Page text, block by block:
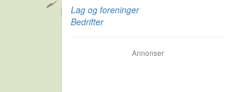
Lag og foreninger
Bedrifter
Annonser